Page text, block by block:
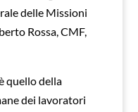
delle Missioni
Rossa, CMF,
quello della
dei lavoratori